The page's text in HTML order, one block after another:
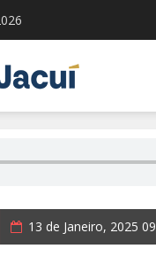
13 de Janeiro, 2025